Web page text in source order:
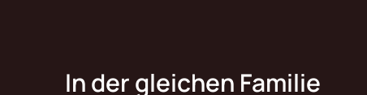
In der gleichen Familie